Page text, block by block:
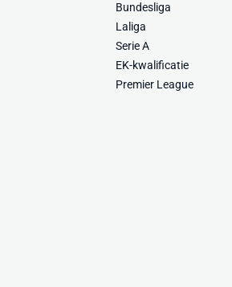
Bundesliga
Laliga
Serie A
EK-kwalificatie
Premier League